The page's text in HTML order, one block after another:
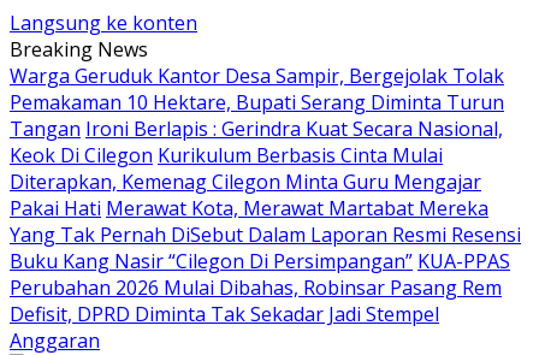
Langsung ke konten
Breaking News
Warga Geruduk Kantor Desa Sampir, Bergejolak Tolak
Pemakaman 10 Hektare, Bupati Serang Diminta Turun
Tangan Ironi Berlapis : Gerindra Kuat Secara Nasional,
Keok Di Cilegon Kurikulum Berbasis Cinta Mulai
Diterapkan, Kemenag Cilegon Minta Guru Mengajar
Pakai Hati Merawat Kota, Merawat Martabat Mereka
Yang Tak Pernah DiSebut Dalam Laporan Resmi Resensi
Buku Kang Nasir “Cilegon Di Persimpangan” KUA-PPAS
Perubahan 2026 Mulai Dibahas, Robinsar Pasang Rem
Defisit, DPRD Diminta Tak Sekadar Jadi Stempel
Anggaran